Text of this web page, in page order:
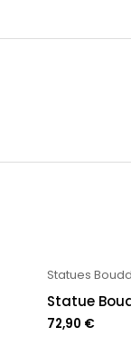
Statues
Statue
72,90 €